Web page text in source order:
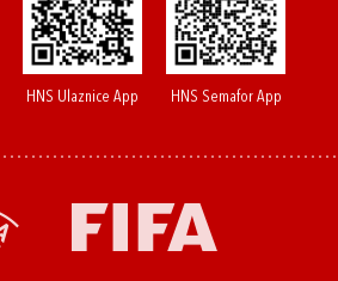
HNS Ulaznice App HNS Semafor App